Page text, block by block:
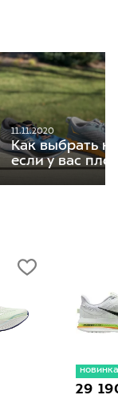
11.11.2020
Как выбрать
если у вас
новинка
29